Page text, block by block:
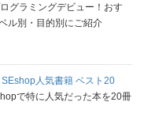
グラミングデビュー！おす
ル別・目的別にご紹介
SEshop人気書籍 ベスト20
で特に人気だった本を20冊